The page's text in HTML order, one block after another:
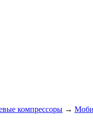
компрессоры →